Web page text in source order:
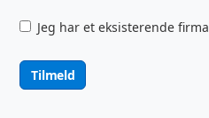
Jeg har et eksisterende firma
Tilmeld